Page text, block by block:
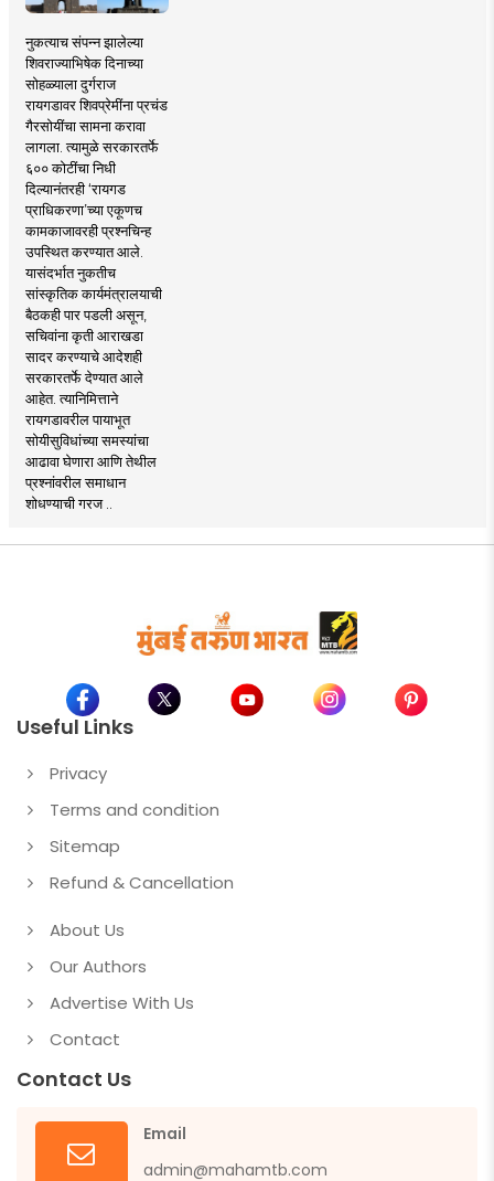
नुकत्याच संपन्न झालेल्या
शिवराज्याभिषेक दिनाच्या
सोहळ्याला दुर्गराज
रायगडावर शिवप्रेमींना प्रचंड
गैरसोयींचा सामना करावा
लागला. त्यामुळे सरकारतर्फे
६०० कोटींचा निधी
दिल्यानंतरही ‘रायगड
प्राधिकरणा’च्या एकूणच
कामकाजावरही प्रश्नचिन्ह
उपस्थित करण्यात आले.
यासंदर्भात नुकतीच
सांस्कृतिक कार्यमंत्रालयाची
बैठकही पार पडली असून,
सचिवांना कृती आराखडा
सादर करण्याचे आदेशही
सरकारतर्फे देण्यात आले
आहेत. त्यानिमित्ताने
रायगडावरील पायाभूत
सोयीसुविधांच्या समस्यांचा
आढावा घेणारा आणि तेथील
प्रश्नांवरील समाधान
शोधण्याची गरज ..
Useful Links
Privacy
Terms and condition
Sitemap
Refund & Cancellation
About Us
Our Authors
Advertise With Us
Contact
Contact Us
Email
admin@mahamtb.com